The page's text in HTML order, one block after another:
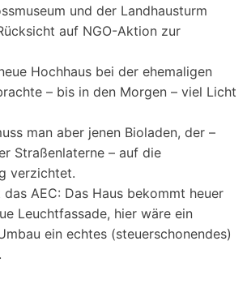
und der Landhausturm
auf NGO-Aktion zur
Hochhaus bei der ehemaligen
– bis in den Morgen – viel Licht
man aber jenen Bioladen, der –
Straßenlaterne – auf die
verzichtet.
AEC: Das Haus bekommt heuer
Leuchtfassade, hier wäre ein
ein echtes (steuerschonendes)